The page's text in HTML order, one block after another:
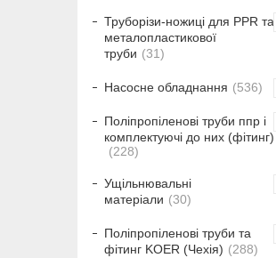
Труборізи-ножиці для PPR та
металопластикової
труби
31
Насосне обладнання 536
Поліпропіленові труби ппр і
комплектуючі до них (фітинг)
228
Ущільнювальні
матеріали
30
Поліпропіленові труби та
фітинг KOER (Чехія)
288